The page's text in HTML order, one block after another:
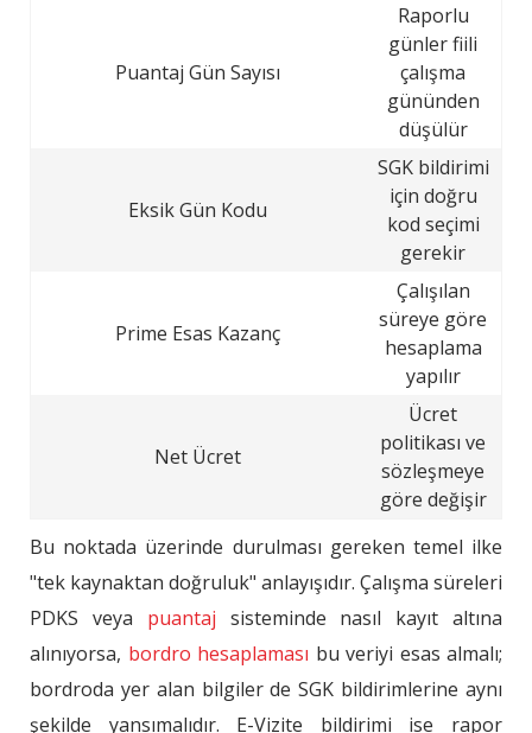
Puantaj Gün Sayısı
Raporlu
günler fiili
çalışma
gününden
düşülür
Eksik Gün Kodu
SGK bildirimi
için doğru
kod seçimi
gerekir
Prime Esas Kazanç
Çalışılan
süreye göre
hesaplama
yapılır
Net Ücret
Ücret
politikası ve
sözleşmeye
göre değişir
Bu noktada üzerinde durulması gereken temel ilke
"tek kaynaktan doğruluk" anlayışıdır. Çalışma süreleri
PDKS veya puantaj sisteminde nasıl kayıt altına
alınıyorsa, bordro hesaplaması bu veriyi esas almalı;
bordroda yer alan bilgiler de SGK bildirimlerine aynı
şekilde yansımalıdır. E-Vizite bildirimi ise rapor